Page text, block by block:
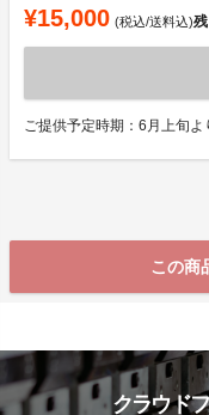
¥15,000 (税込/送料込)
ご提供予定時期：6月上旬よ
この商
クラウド